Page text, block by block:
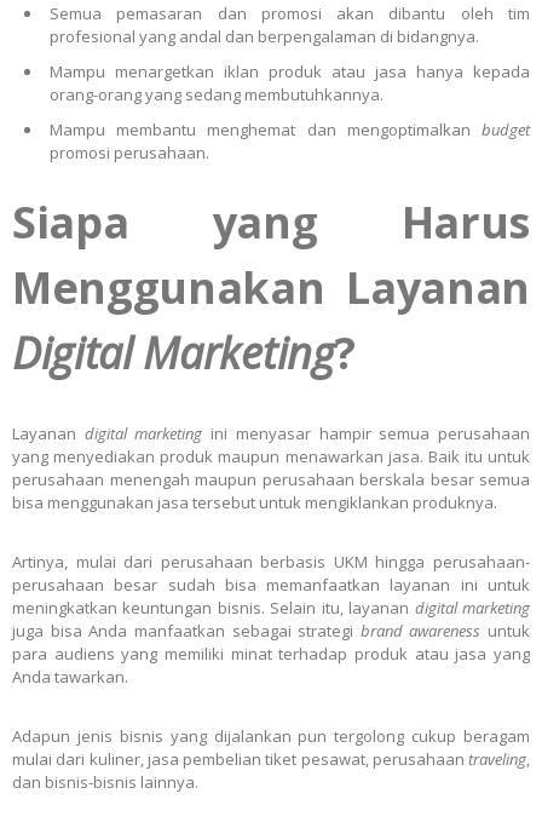
Semua pemasaran dan promosi akan dibantu oleh tim
profesional yang andal dan berpengalaman di bidangnya.
Mampu menargetkan iklan produk atau jasa hanya kepada
orang-orang yang sedang membutuhkannya.
Mampu membantu menghemat dan mengoptimalkan budget
promosi perusahaan.
Siapa yang Harus
Menggunakan Layanan
Digital Marketing?
Layanan digital marketing ini menyasar hampir semua perusahaan
yang menyediakan produk maupun menawarkan jasa. Baik itu untuk
perusahaan menengah maupun perusahaan berskala besar semua
bisa menggunakan jasa tersebut untuk mengiklankan produknya.
Artinya, mulai dari perusahaan berbasis UKM hingga perusahaan-
perusahaan besar sudah bisa memanfaatkan layanan ini untuk
meningkatkan keuntungan bisnis. Selain itu, layanan digital marketing
juga bisa Anda manfaatkan sebagai strategi brand awareness untuk
para audiens yang memiliki minat terhadap produk atau jasa yang
Anda tawarkan.
Adapun jenis bisnis yang dijalankan pun tergolong cukup beragam
mulai dari kuliner, jasa pembelian tiket pesawat, perusahaan traveling,
dan bisnis-bisnis lainnya.